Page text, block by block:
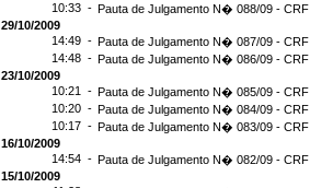
10:33 - Pauta de Julgamento N� 088/09 - CRF
29/10/2009
14:49 - Pauta de Julgamento N� 087/09 - CRF
14:48 - Pauta de Julgamento N� 086/09 - CRF
23/10/2009
10:21 - Pauta de Julgamento N� 085/09 -
10:20 - Pauta de Julgamento N� 084/09 -
10:17 - Pauta de Julgamento N� 083/09 -
16/10/2009
14:54 - Pauta de Julgamento N� 082/09 -
15/10/2009